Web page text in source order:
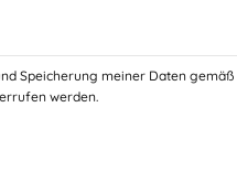
Speicherung meiner Daten
werden.